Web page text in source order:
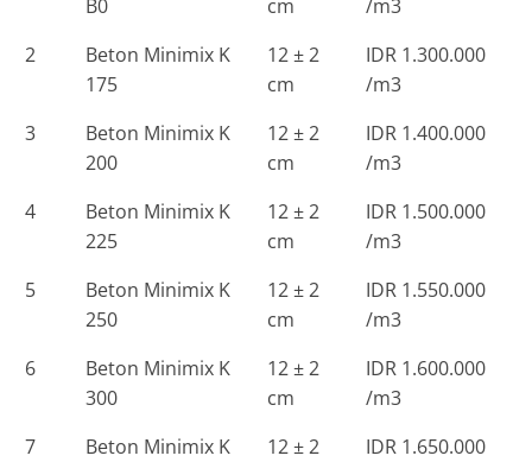
B0
cm
/m3
2
Beton Minimix K
175
12 ± 2
cm
IDR 1.300.000
/m3
3
Beton Minimix K
200
12 ± 2
cm
IDR 1.400.000
/m3
4
Beton Minimix K
225
12 ± 2
cm
IDR 1.500.000
/m3
5
Beton Minimix K
250
12 ± 2
cm
IDR 1.550.000
/m3
6
Beton Minimix K
300
12 ± 2
cm
IDR 1.600.000
/m3
7
Beton Minimix K
12 ± 2
IDR 1.650.000